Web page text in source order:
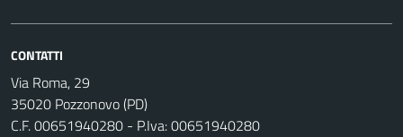
CONTATTI
Via Roma, 29
35020 Pozzonovo (PD)
C.F. 00651940280 - P.Iva: 00651940280